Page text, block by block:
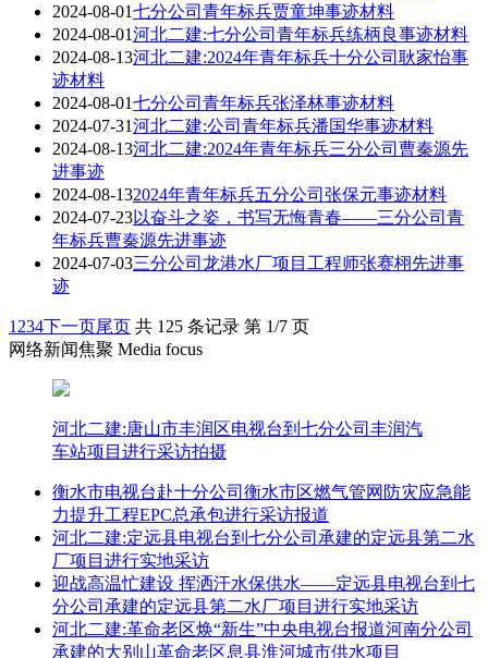
2024-08-01七分公司青年标兵贾童坤事迹材料
2024-08-01河北二建:七分公司青年标兵练柄良事迹材料
2024-08-13河北二建:2024年青年标兵十分公司耿家怡事
迹材料
2024-08-01七分公司青年标兵张泽林事迹材料
2024-07-31河北二建:公司青年标兵潘国华事迹材料
2024-08-13河北二建:2024年青年标兵三分公司曹秦源先
进事迹
2024-08-132024年青年标兵五分公司张保元事迹材料
2024-07-23以奋斗之姿，书写无悔青春——三分公司青
年标兵曹秦源先进事迹
2024-07-03三分公司龙港水厂项目工程师张赛栩先进事
迹
1 234下一页尾页 共 125 条记录 第 1/7 页
网络新闻焦聚 Media focus
河北二建:唐山市丰润区电视台到七分公司丰润汽
车站项目进行采访拍摄
衡水市电视台赴十分公司衡水市区燃气管网防灾应急能
力提升工程EPC总承包进行采访报道
河北二建:定远县电视台到七分公司承建的定远县第二水
厂项目进行实地采访
迎战高温忙建设 挥洒汗水保供水——定远县电视台到七
分公司承建的定远县第二水厂项目进行实地采访
河北二建:革命老区焕“新生”中央电视台报道河南分公司
承建的大别山革命老区息县淮河城市供水项目